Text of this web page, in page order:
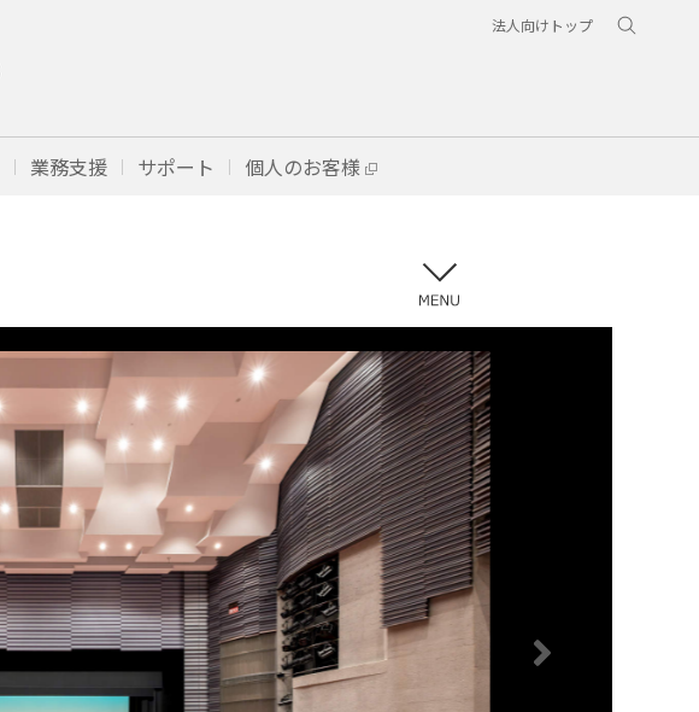
法人向けトップ
業務支援 サポート 個人のお客様